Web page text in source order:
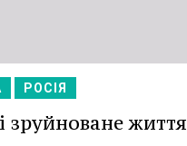
РОСІЯ
зруйноване життя